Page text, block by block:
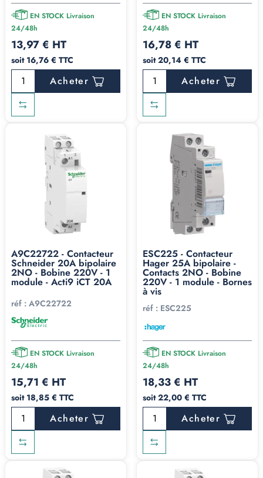
EN STOCK Livraison
24/48h
13,97 € HT
soit 16,76 € TTC
Acheter
EN STOCK Livraison
24/48h
16,78 € HT
soit 20,14 € TTC
Acheter
A9C22722 - Contacteur
Schneider 20A bipolaire
2NO - Bobine 220V - 1
module - Acti9 iCT 20A
réf : A9C22722
EN STOCK Livraison
24/48h
15,71 € HT
soit 18,85 € TTC
Acheter
ESC225 - Contacteur
Hager 25A bipolaire -
Contacts 2NO - Bobine
220V - 1 module - Bornes
à vis
réf : ESC225
EN STOCK Livraison
24/48h
18,33 € HT
soit 22,00 € TTC
Acheter